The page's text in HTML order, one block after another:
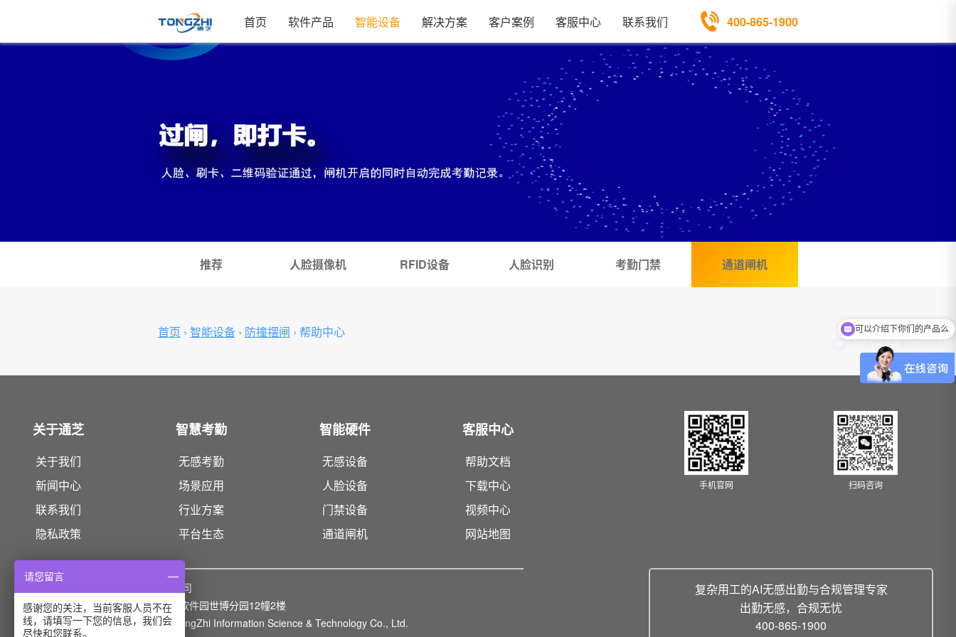
首页 软件产品 智能设备 解决方案 客户案例 客服中心 联系我们 400-865-1900
推荐 人脸摄像机 RFID设备 人脸识别 考勤门禁 通道闸机
首页 › 智能设备› 防撞摆闸 › 帮助中心
关于通芝
关于我们
新闻中心
联系我们
隐私政策
智慧考勤
无感考勤
场景应用
行业方案
平台生态
智能硬件
无感设备
人脸设备
门禁设备
通道闸机
客服中心
帮助文档
下载中心
视频中心
网站地图
手机官网 扫码咨询
上海通芝信息科技有限公司
上海市浦东新区灵岩南路295号浦东软件园世博分园12幢2楼
Copyright© 2014-2026 Shanghai TongZhi Information Science & Technology Co., Ltd.
复杂用工的AI无感出勤与合规管理专家
出勤无感，合规无忧
400-865-1900
你们系统都有哪些功能呢？
请您留言
感谢您的关注，当前客服人员不在
线，请填写一下您的信息，我们会
尽快和您联系。